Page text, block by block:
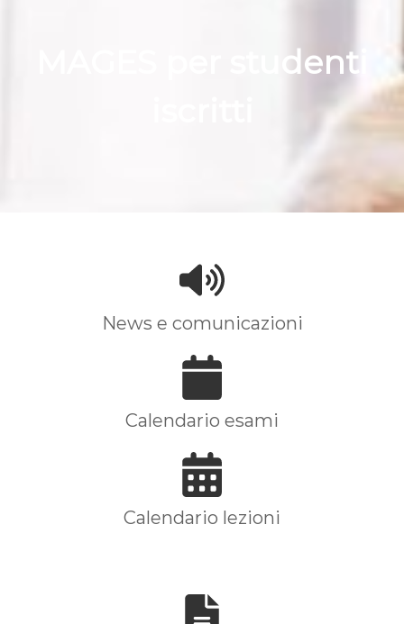
MAGES per studenti
News e comunicazioni
Calendario esami
Calendario lezioni